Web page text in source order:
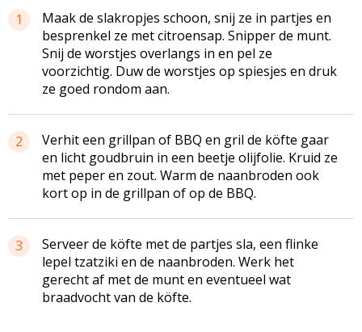
1
Maak de slakropjes schoon, snij ze in partjes en
besprenkel ze met citroensap. Snipper de munt.
Snij de worstjes overlangs in en pel ze
voorzichtig. Duw de worstjes op spiesjes en druk
ze goed rondom aan.
2
Verhit een grillpan of BBQ en gril de köfte gaar
en licht goudbruin in een beetje olijfolie. Kruid ze
met peper en zout. Warm de naanbroden ook
kort op in de grillpan of op de BBQ.
3
Serveer de köfte met de partjes sla, een flinke
lepel tzatziki en de naanbroden. Werk het
gerecht af met de munt en eventueel wat
braadvocht van de köfte.